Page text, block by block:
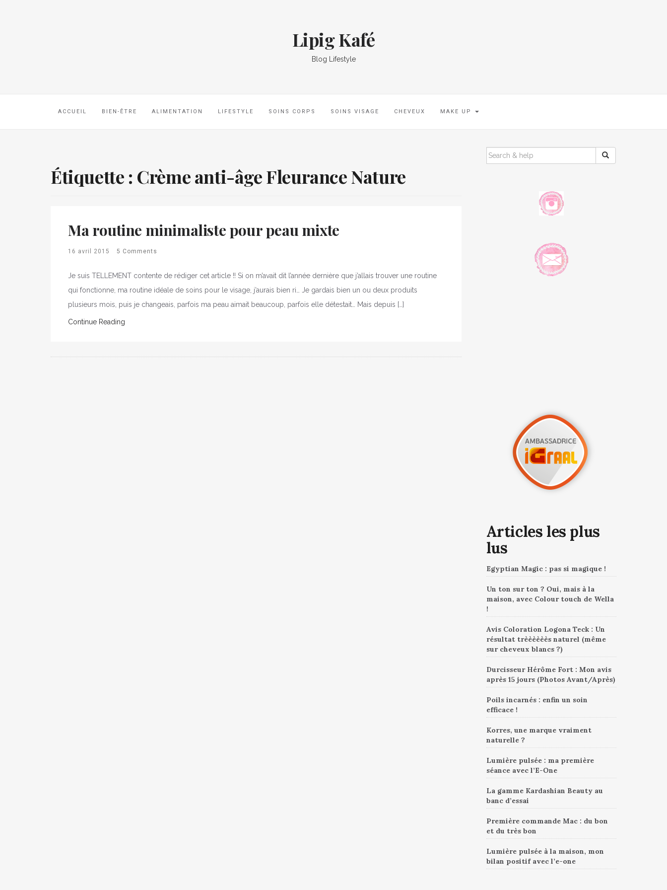
Lipig Kafé
Blog Lifestyle
ACCUEIL BIEN-ÊTRE ALIMENTATION LIFESTYLE SOINS CORPS SOINS VISAGE CHEVEUX MAKE UP
Étiquette : Crème anti-âge Fleurance Nature
Ma routine minimaliste pour peau mixte
16 avril 2015 5 Comments
Je suis TELLEMENT contente de rédiger cet article !! Si on m’avait dit l’année dernière que j’allais trouver une routine
qui fonctionne, ma routine idéale de soins pour le visage, j’aurais bien ri… Je gardais bien un ou deux produits
plusieurs mois, puis je changeais, parfois ma peau aimait beaucoup, parfois elle détestait… Mais depuis […]
Continue Reading
SEARCH
FOR:
Articles les plus
lus
Egyptian Magic : pas si magique !
Un ton sur ton ? Oui, mais à la
maison, avec Colour touch de Wella
!
Avis Coloration Logona Teck : Un
résultat trèèèèèès naturel (même
sur cheveux blancs ?)
Durcisseur Hérôme Fort : Mon avis
après 15 jours (Photos Avant/Après)
Poils incarnés : enfin un soin
efficace !
Korres, une marque vraiment
naturelle ?
Lumière pulsée : ma première
séance avec l’E-One
La gamme Kardashian Beauty au
banc d’essai
Première commande Mac : du bon
et du très bon
Lumière pulsée à la maison, mon
bilan positif avec l’e-one